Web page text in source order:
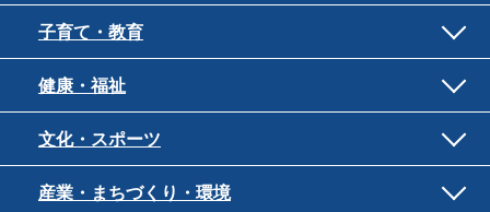
子育て・教育
健康・福祉
文化・スポーツ
産業・まちづくり・環境